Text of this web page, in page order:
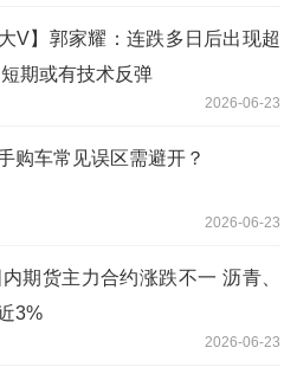
大V】郭家耀：连跌多日后出现超
期或有技术反弹
2026-06-23
购车常见误区需避开？
2026-06-23
期货主力合约涨跌不一 沥青、
3%
2026-06-23